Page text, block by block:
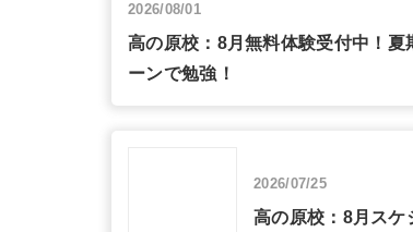
2026/08/01
高の原校：8月無料体験受付中！
ーンで勉強！
2026/07/25
高の原校：8月スケ